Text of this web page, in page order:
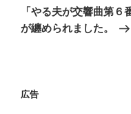
ー
シ
の
投
「やる夫が交響曲第６
が纏められました。
広告